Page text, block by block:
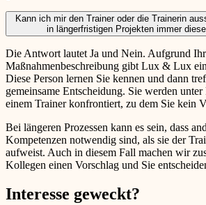
Kann ich mir den Trainer oder die Trainerin
in längerfristigen Projekten immer
Die Antwort lautet Ja und Nein. Aufgrund
Maßnahmenbeschreibung gibt Lux & Lux
Diese Person lernen Sie kennen und dann
gemeinsame Entscheidung. Sie werden
einem Trainer konfrontiert, zu dem Sie kein
Bei längeren Prozessen kann es sein, dass
Kompetenzen notwendig sind, als sie der
aufweist. Auch in diesem Fall machen wir
Kollegen einen Vorschlag und Sie
Interesse geweckt?